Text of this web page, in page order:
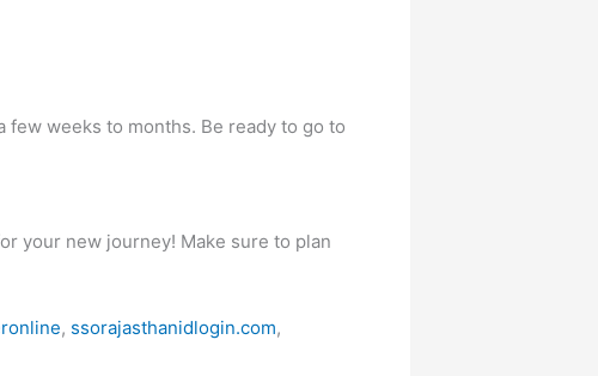
few weeks to months. Be ready to go to
your new journey! Make sure to plan
, ssorajasthanidlogin.com,